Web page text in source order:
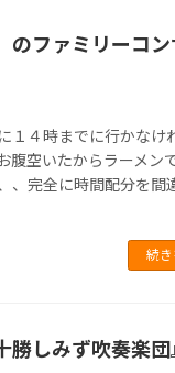
のファミリーコ
１４時までに行かなけ
腹空いたからラーメン
、完全に時間配分を間
続
勝しみず吹奏楽団